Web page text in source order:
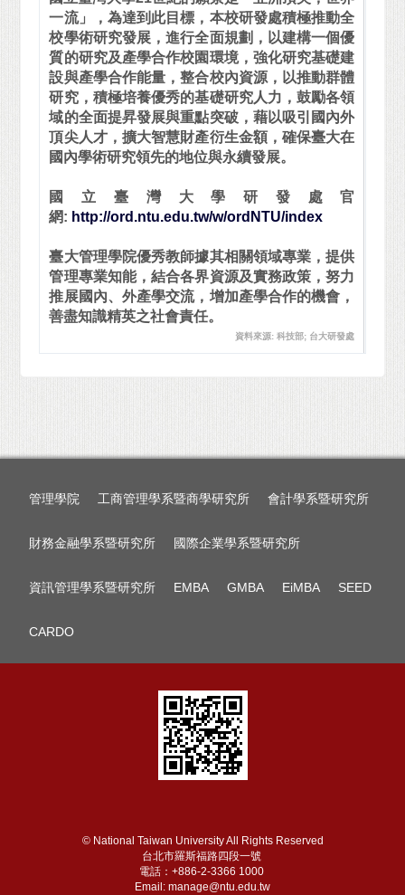
一流」，為達到此目標，本校研發處積極推動全
校學術研究發展，進行全面規劃，以建構一個優
質的研究及產學合作校園環境，強化研究基礎建
設與產學合作能量，整合校內資源，以推動群體
研究，積極培養優秀的基礎研究人力，鼓勵各領
域的全面提昇發展與重點突破，藉以吸引國內外
頂尖人才，擴大智慧財產衍生金額，確保臺大在
國內學術研究領先的地位與永續發展。
國立臺灣大學研發處官
網: http://ord.ntu.edu.tw/w/ordNTU/index
臺大管理學院優秀教師據其相關領域專業，提供
管理專業知能，結合各界資源及實務政策，努力
推展國內、外產學交流，增加產學合作的機會，
善盡知識精英之社會責任。
資料來源: 科技部; 台大研發處
管理學院 工商管理學系暨商學研究所 會計學系暨研究所
財務金融學系暨研究所 國際企業學系暨研究所
資訊管理學系暨研究所 EMBA GMBA EiMBA SEED
CARDO
© National Taiwan University All Rights Reserved
台北市羅斯福路四段一號
電話：+886-2-3366 1000
Email: manage@ntu.edu.tw